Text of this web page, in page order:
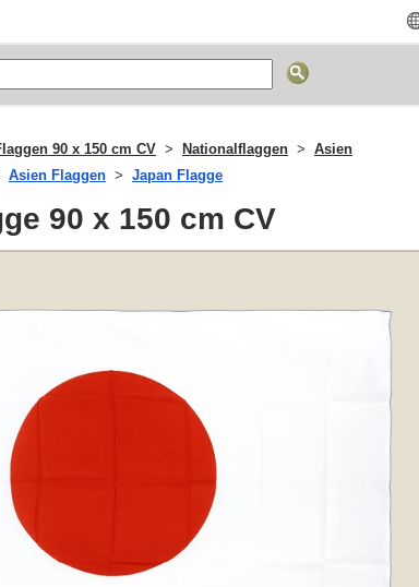
90 x 150 cm CV Nationalflaggen
Asien
Asien Flaggen Japan Flagge
90 x 150 cm CV